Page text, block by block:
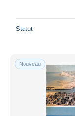
Statut
Nouveau